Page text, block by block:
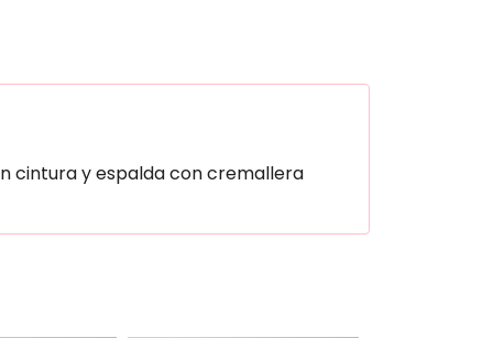
cintura y espalda con cremallera